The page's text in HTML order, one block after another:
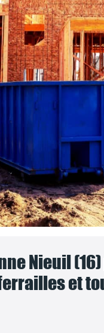
Nieuil
et